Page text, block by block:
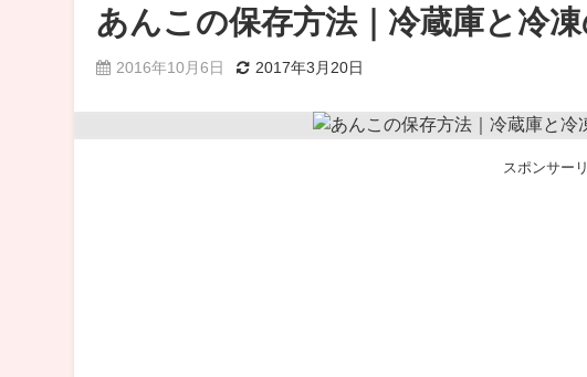
あんこの保存方法｜冷蔵庫と冷
2016年10月6日 2017年3月20日
スポンサー